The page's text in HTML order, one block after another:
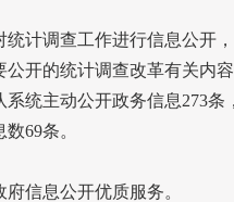
调查工作进行信息公开，
公开的统计调查改革有关内
系统主动公开政务信息273条
数69条。
信息公开优质服务。